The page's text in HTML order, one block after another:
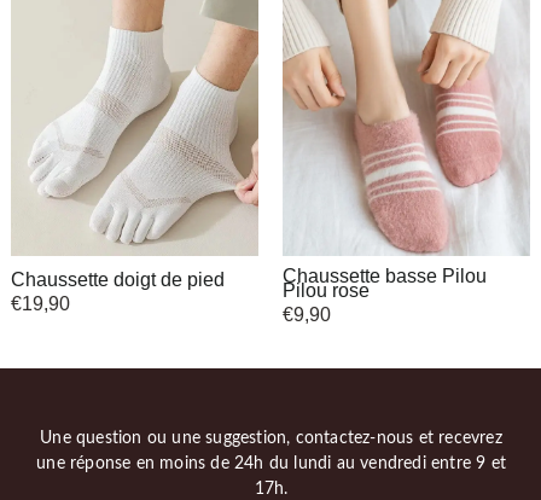
Chaussette doigt de pied
€19,90
Chaussette basse Pilou
Pilou rose
€9,90
Une question ou une suggestion, contactez-nous et recevrez
une réponse en moins de 24h du lundi au vendredi entre 9 et
17h.